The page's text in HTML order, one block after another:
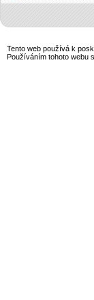
Tento web používá k
Používáním tohoto webu